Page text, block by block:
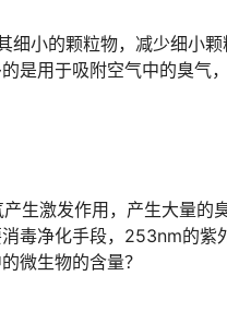
小的颗粒物，减少细小颗
是用于吸附空气中的臭气
生激发作用，产生大量的
毒净化手段，253nm的紫
微生物的含量？